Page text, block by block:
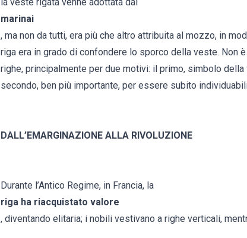
marinai
, ma non da tutti, era più che altro attribuita al mozzo, in
riga era in grado di confondere lo sporco della veste. Non
righe, principalmente per due motivi: il primo, simbolo
secondo, ben più importante, per essere subito
DALL’EMARGINAZIONE ALLA RIVOLUZIONE
Durante l’Antico Regime, in Francia, la
riga ha riacquistato valore
, diventando elitaria; i nobili vestivano a righe verticali,